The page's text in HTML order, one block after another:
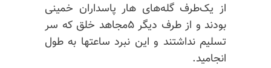
از یک‌طرف گله‌های هار پاسداران خمینی
بودند و از طرف دیگر ۵مجاهد خلق که سر
تسلیم نداشتند و این نبرد ساعتها به طول
انجامید.